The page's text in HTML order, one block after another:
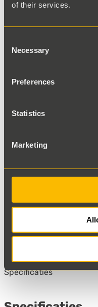
of their services.
Selection
Necessary
Preferences
Statistics
Marketing
9001138
50963140
€ 700,00Excl. BTW
In winkelwagen
WhatsApp ons
Binnen1 werkdag
Snelle levering uit
Technisch
Specificaties